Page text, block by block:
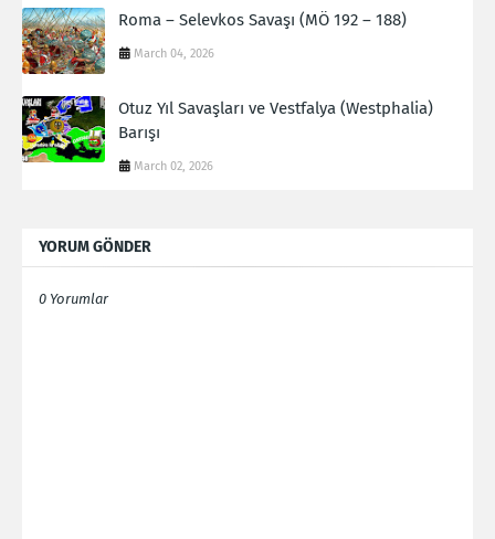
Roma – Selevkos Savaşı (MÖ 192 – 188)
March 04, 2026
Otuz Yıl Savaşları ve Vestfalya (Westphalia)
Barışı
March 02, 2026
YORUM GÖNDER
0 Yorumlar